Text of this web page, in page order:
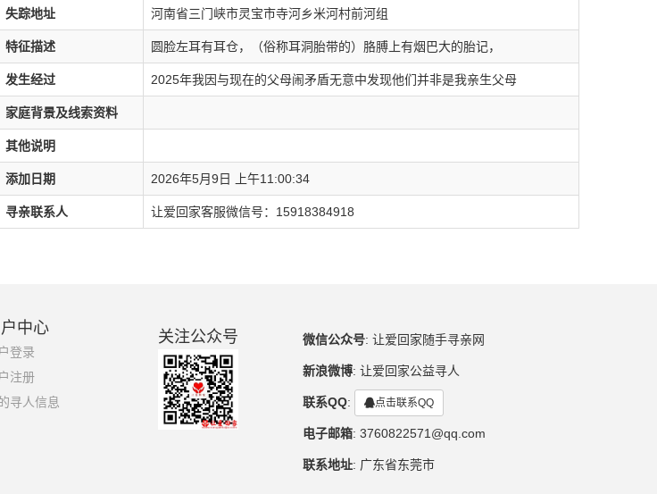
失踪地址 河南省三门峡市灵宝市寺河乡米河村前河组
特征描述 圆脸左耳有耳仓，（俗称耳洞胎带的）胳膊上有烟巴大的胎记，
发生经过 2025年我因与现在的父母闹矛盾无意中发现他们并非是我亲生父母
家庭背景及线索资料
其他说明
添加日期 2026年5月9日 上午11:00:34
寻亲联系人 让爱回家客服微信号：15918384918
中心
登录
注册
寻人信息
关注公众号 微信公众号: 让爱回家随手寻亲网
新浪微博: 让爱回家公益寻人
联系QQ: 点击联系QQ
电子邮箱: 3760822571@qq.com
联系地址: 广东省东莞市